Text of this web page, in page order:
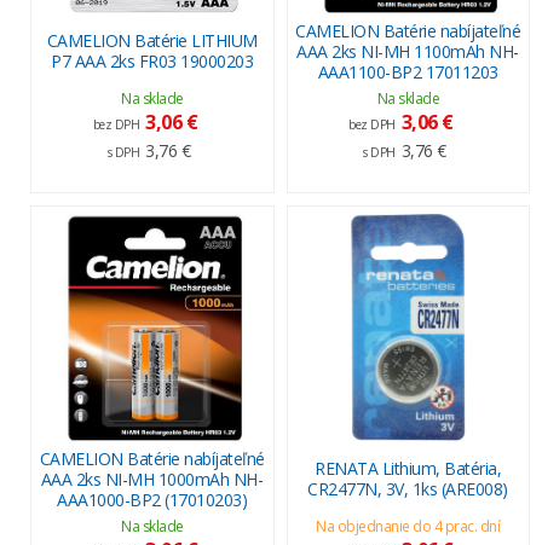
CAMELION Batérie LITHIUM
P7 AAA 2ks FR03 19000203
Na sklade
bez DPH 3,06 €
s DPH 3,76 €
CAMELION Batérie nabíjateľné
AAA 2ks NI-MH 1100mAh NH-
AAA1100-BP2 17011203
Na sklade
bez DPH 3,06 €
s DPH 3,76 €
CAMELION Batérie nabíjateľné
AAA 2ks NI-MH 1000mAh NH-
AAA1000-BP2 (17010203)
Na sklade
RENATA Lithium, Batéria,
CR2477N, 3V, 1ks (ARE008)
Na objednanie do 4 prac. dní